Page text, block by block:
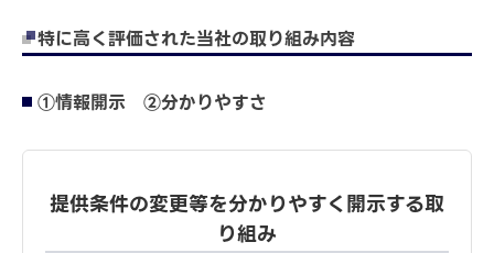
特に高く評価された当社の取り組み内容
①情報開示 ②分かりやすさ
提供条件の変更等を分かりやすく開示する取
り組み